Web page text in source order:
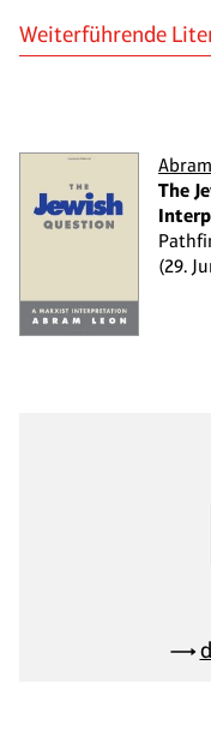
Weiterführende
The
(29.